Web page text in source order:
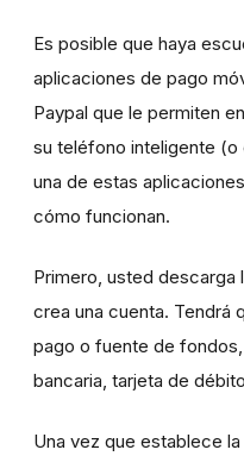
Es posible que haya
aplicaciones de pago
Paypal que le permiten
su teléfono inteligente (o
una de estas
cómo funcionan.
Primero, usted descarga
crea una cuenta. Tendrá
pago o fuente de
bancaria, tarjeta de
Una vez que establece